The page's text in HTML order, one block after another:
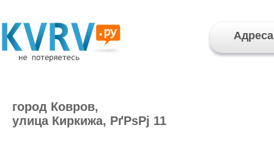
Адреса
город Ковров,
улица Киркижа, РґРѕРј 11